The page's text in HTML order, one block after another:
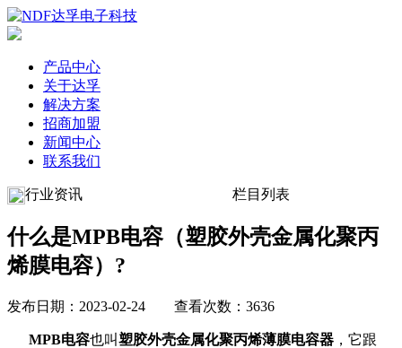
产品中心
关于达孚
解决方案
招商加盟
新闻中心
联系我们
行业资讯 栏目列表
什么是MPB电容（塑胶外壳金属化聚丙
烯膜电容）?
发布日期：2023-02-24 查看次数：3636
MPB电容也叫塑胶外壳金属化聚丙烯薄膜电容器 ，它跟